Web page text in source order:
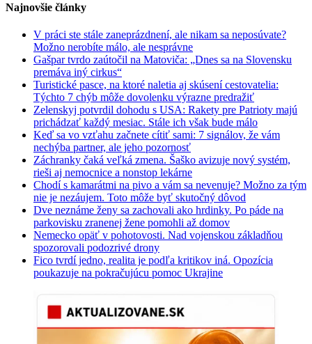
Najnovšie články
V práci ste stále zaneprázdnení, ale nikam sa neposúvate?
Možno nerobíte málo, ale nesprávne
Gašpar tvrdo zaútočil na Matoviča: „Dnes sa na Slovensku
premáva iný cirkus“
Turistické pasce, na ktoré naletia aj skúsení cestovatelia:
Týchto 7 chýb môže dovolenku výrazne predražiť
Zelenskyj potvrdil dohodu s USA: Rakety pre Patrioty majú
prichádzať každý mesiac. Stále ich však bude málo
Keď sa vo vzťahu začnete cítiť sami: 7 signálov, že vám
nechýba partner, ale jeho pozornosť
Záchranky čaká veľká zmena. Šaško avizuje nový systém,
rieši aj nemocnice a nonstop lekárne
Chodí s kamarátmi na pivo a vám sa nevenuje? Možno za tým
nie je nezáujem. Toto môže byť skutočný dôvod
Dve neznáme ženy sa zachovali ako hrdinky. Po páde na
parkovisku zranenej žene pomohli až domov
Nemecko opäť v pohotovosti. Nad vojenskou základňou
spozorovali podozrivé drony
Fico tvrdí jedno, realita je podľa kritikov iná. Opozícia
poukazuje na pokračujúcu pomoc Ukrajine